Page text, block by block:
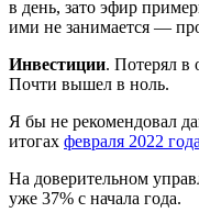
в день, зато эфир
ими не занимается —
Инвестиции. Потерял в
Почти вышел в ноль.
Я бы не рекомендовал
итогах февраля 2022 года
На доверительном
уже 37% с начала года.